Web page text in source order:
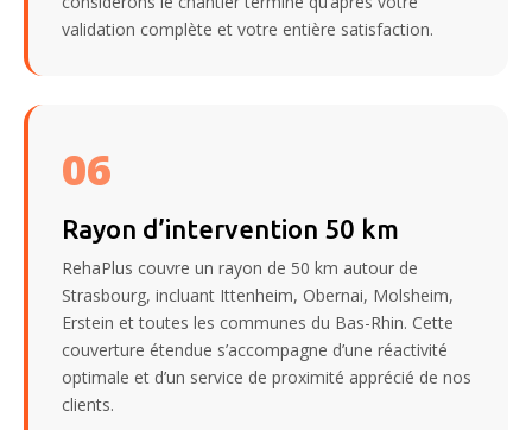
validation complète et votre entière satisfaction.
06
Rayon d’intervention 50 km
RehaPlus couvre un rayon de 50 km autour de
Strasbourg, incluant Ittenheim, Obernai, Molsheim,
Erstein et toutes les communes du Bas-Rhin. Cette
couverture étendue s’accompagne d’une réactivité
optimale et d’un service de proximité apprécié de nos
clients.